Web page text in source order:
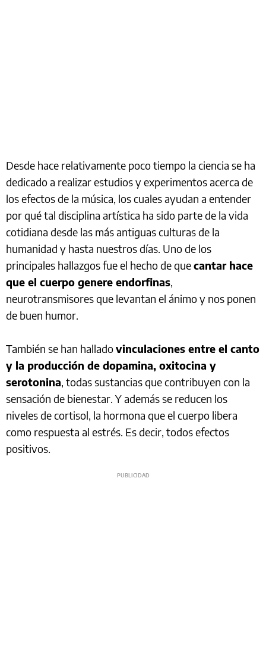
Desde hace relativamente poco tiempo la ciencia se ha
dedicado a realizar estudios y experimentos acerca de
los efectos de la música, los cuales ayudan a entender
por qué tal disciplina artística ha sido parte de la vida
cotidiana desde las más antiguas culturas de la
humanidad y hasta nuestros días. Uno de los
principales hallazgos fue el hecho de quecantar hace
que el cuerpo genere endorfinas,
neurotransmisores que levantan el ánimo y nos ponen
de buen humor.
También se han halladovinculaciones entre el canto
y la producción de dopamina, oxitocina y
serotonina, todas sustancias que contribuyen con la
sensación de bienestar. Y además se reducen los
niveles de cortisol, la hormona que el cuerpo libera
como respuesta al estrés. Es decir, todos efectos
positivos.